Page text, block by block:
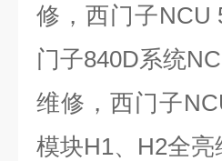
修 ，西门子
门子840D系统
维修，西门子
模块H1、H2全亮